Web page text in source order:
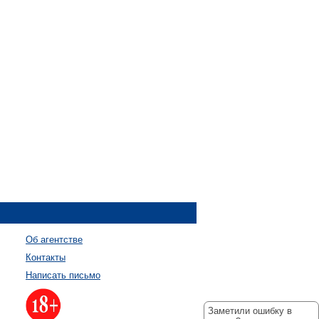
Об агентстве
Контакты
Написать письмо
Заметили ошибку в